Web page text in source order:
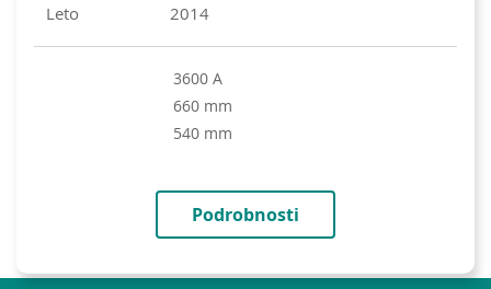
Leto
2014
3600 A
660 mm
540 mm
Podrobnosti